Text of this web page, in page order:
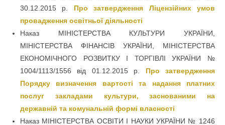
30.12.2015 р. Про затвердження Ліцензійних умов
провадження освітньої діяльності
Наказ МІНІСТЕРСТВА КУЛЬТУРИ УКРАЇНИ,
МІНІСТЕРСТВА ФІНАНСІВ УКРАЇНИ, МІНІСТЕРСТВА
ЕКОНОМІЧНОГО РОЗВИТКУ І ТОРГІВЛІ УКРАЇНИ №
1004/1113/1556 від 01.12.2015 р. Про затвердження
Порядку визначення вартості та надання платних
послуг закладами культури, заснованими на
державній та комунальній формі власності
Наказ МІНІСТЕРСТВА ОСВІТИ І НАУКИ УКРАЇНИ № 1246